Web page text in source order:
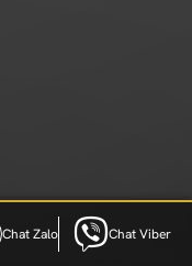
Chat Zalo Chat Viber